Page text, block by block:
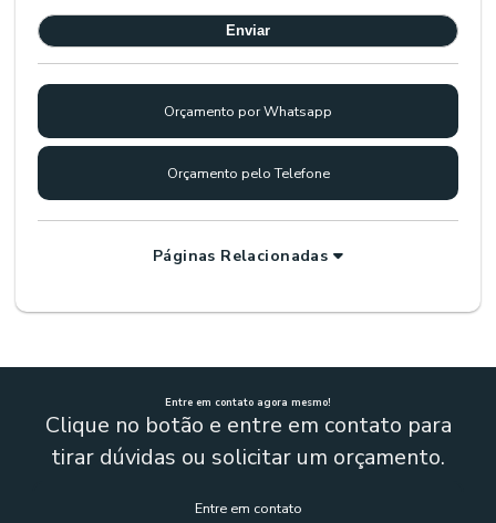
Orçamento por Whatsapp
Orçamento pelo Telefone
Páginas Relacionadas
Entre em contato agora mesmo!
Clique no botão e entre em contato para
tirar dúvidas ou solicitar um orçamento.
Entre em contato